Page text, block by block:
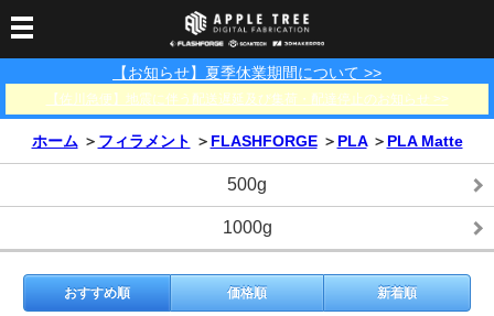
【お知らせ】夏季休業期間について >>
【佐川急便】地震に伴う配送遅延及び集荷・配達停止のお知らせ >>
3Dプリンター
3Dプリンター一覧 FLASHFORGE Bambu Lab
3Dスキャナー
FLASHFORGE
その他
光造形用レジン
LCD用レジン
消耗品
工具類
ホーム ＞ フィラメント ＞ FLASHFORGE ＞ PLA ＞ PLA Matte
500g
1000g
おすすめ順 価格順 新着順